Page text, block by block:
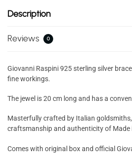
Description
Reviews 0
Giovanni Raspini 925 sterling silver
fine workings.
The jewel is 20 cm long and has a
Masterfully crafted by Italian
craftsmanship and authenticity of Made
Comes with original box and official